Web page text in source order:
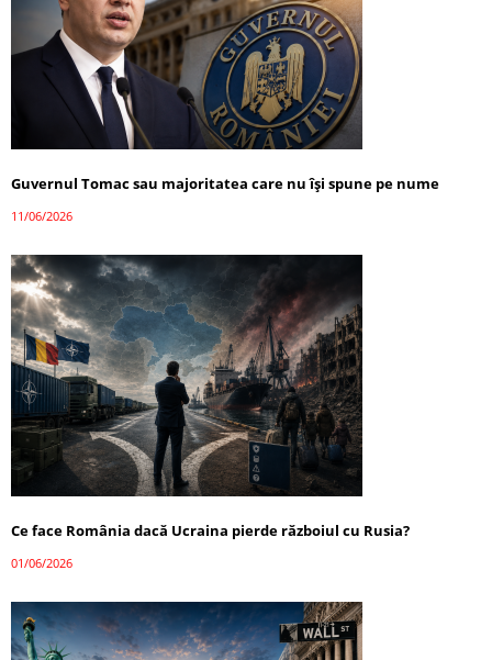
Guvernul Tomac sau majoritatea care nu își spune pe nume
11/06/2026
Ce face România dacă Ucraina pierde războiul cu Rusia?
01/06/2026